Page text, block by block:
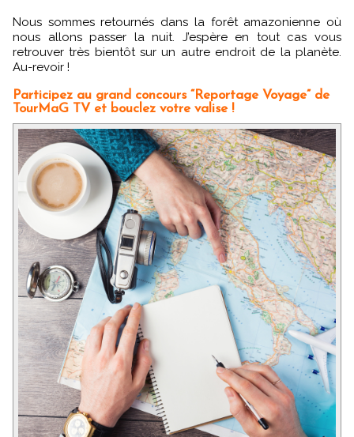
Nous sommes retournés dans la forêt amazonienne où
nous allons passer la nuit. J’espère en tout cas vous
retrouver très bientôt sur un autre endroit de la planète.
Au-revoir !
Participez au grand concours “Reportage Voyage” de
TourMaG TV et bouclez votre valise !